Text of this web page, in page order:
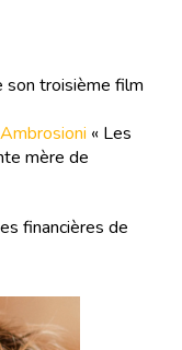
son troisième film
« Les
mère de
financières de